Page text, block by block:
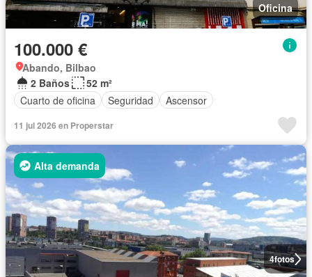
Oficina
100.000 €
Abando, Bilbao
2 Baños
52 m²
Cuarto de oficina
Seguridad Ascensor
11 jul 2026 en Properstar
4fotos
Alta demanda